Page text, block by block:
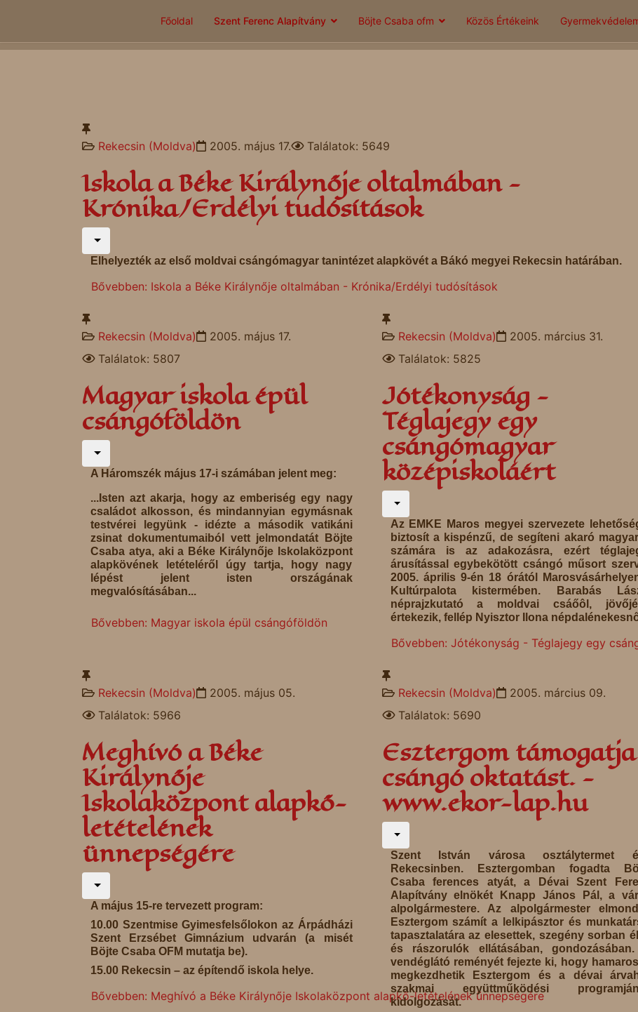
Főoldal Szent Ferenc Alapítvány Böjte Csaba ofm Közös Értékeink
Rekecsin (Moldva) 2005. május 17. Találatok: 5649
Iskola a Béke Királynője oltalmában -
Krónika/Erdélyi tudósítások
Elhelyezték az első moldvai csángómagyar tanintézet alapkövét a Bákó megyei Rekecsin határában.
Bővebben: Iskola a Béke Királynője oltalmában - Krónika/Erdélyi tudósítások
Rekecsin (Moldva)
2005. május 17.
Találatok: 5807
Magyar iskola épül
csángóföldön
A Háromszék május 17-i számában jelent meg:
...Isten azt akarja, hogy az emberiség egy nagy
családot alkosson, és mindannyian egymásnak
testvérei legyünk - idézte a második vatikáni
zsinat dokumentumaiból vett jelmondatát Böjte
Csaba atya, aki a Béke Királynője Iskolaközpont
alapkövének letételéről úgy tartja, hogy nagy
lépést jelent isten országának
megvalósításában...
Bővebben: Magyar iskola épül csángóföldön
Rekecsin (Moldva)
2005. március 31.
Találatok: 5825
Jótékonyság -
Téglajegy egy
csángómagyar
középiskoláért
Az EMKE Maros megyei szervezete
biztosít a kispénzű, de segíteni akaró
számára is az adakozásra, ezért
árusítással egybekötött csángó műsort
2005. április 9-én 18 órától
Kultúrpalota kistermében. Barabás
néprajzkutató a moldvai csáőôl,
értekezik, fellép Nyisztor Ilona
Bővebben: Jótékonyság - Téglajegy egy
Rekecsin (Moldva)
2005. május 05.
Találatok: 5966
Meghívó a Béke
Királynője
Iskolaközpont alapkő-
letételének
ünnepségére
A május 15-re tervezett program:
10.00 Szentmise Gyimesfelsőlokon az Árpádházi
Szent Erzsébet Gimnázium udvarán (a misét
Böjte Csaba OFM mutatja be).
15.00 Rekecsin – az építendő iskola helye.
Bővebben: Meghívó a Béke Királynője Iskolaközpont alapkő-letételének ünnepségére
Rekecsin (Moldva)
2005. március 09.
Találatok: 5690
Esztergom
csángó oktatást. -
www.ekor-lap.hu
Szent István városa osztálytermet
Rekecsinben. Esztergomban fogadta
Csaba ferences atyát, a Dévai Szent
Alapítvány elnökét Knapp János Pál, a
alpolgármestere. Az alpolgármester
Esztergom számít a lelkipásztor és
tapasztalatára az elesettek, szegény sorban
és rászorulók ellátásában,
vendéglátó reményét fejezte ki, hogy
megkezdhetik Esztergom és a dévai
szakmai együttműködési
kidolgozását.